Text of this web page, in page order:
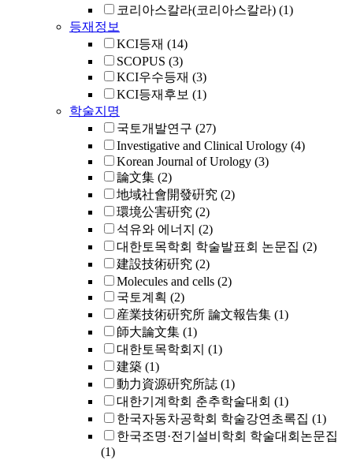
코리아스칼라(코리아스칼라) (1)
등재정보
KCI등재 (14)
SCOPUS (3)
KCI우수등재 (3)
KCI등재후보 (1)
학술지명
국토개발연구 (27)
Investigative and Clinical Urology (4)
Korean Journal of Urology (3)
論文集 (2)
地域社會開發硏究 (2)
環境公害硏究 (2)
석유와 에너지 (2)
대한토목학회 학술발표회 논문집 (2)
建設技術硏究 (2)
Molecules and cells (2)
국토계획 (2)
産業技術硏究所 論文報告集 (1)
師大論文集 (1)
대한토목학회지 (1)
建築 (1)
動力資源硏究所誌 (1)
대한기계학회 춘추학술대회 (1)
한국자동차공학회 학술강연초록집 (1)
한국조명·전기설비학회 학술대회논문집
(1)